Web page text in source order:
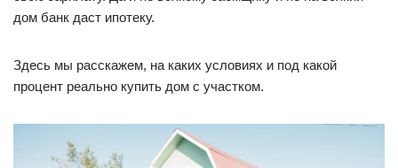
дом банк даст ипотеку.
Здесь мы расскажем, на каких условиях и под какой
процент реально купить дом с участком.